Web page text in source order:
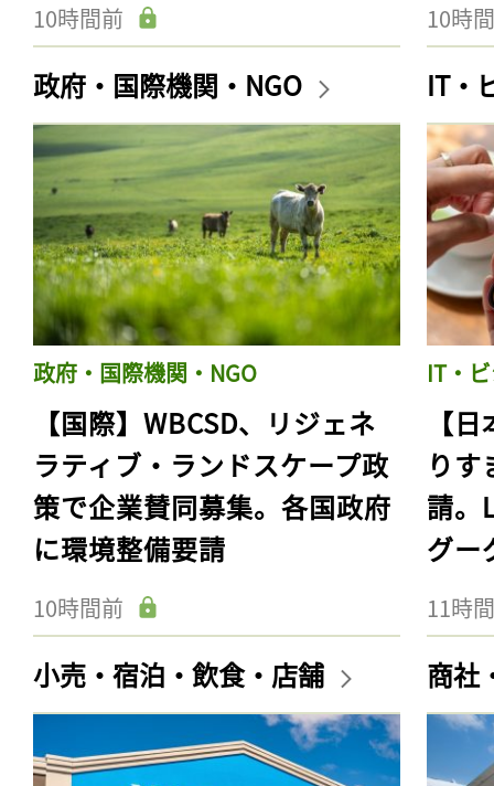
10時間前 10時
政府・国際機関・NGO
政府・国際機関・NGO
【国際】WBCSD、リジェネ
ラティブ・ランドスケープ政
策で企業賛同募集。各国政府
に環境整備要請
10時間前
IT・
IT・
【
り
請。
グー
11時
小売・宿泊・飲食・店舗 商社